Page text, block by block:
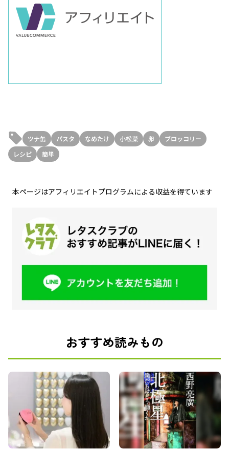
ツナ缶 パスタ なめたけ 小松菜 卵
ブロッコリー
レシピ
簡単
本ページはアフィリエイトプログラムによる収益を得ています
おすすめ読みもの